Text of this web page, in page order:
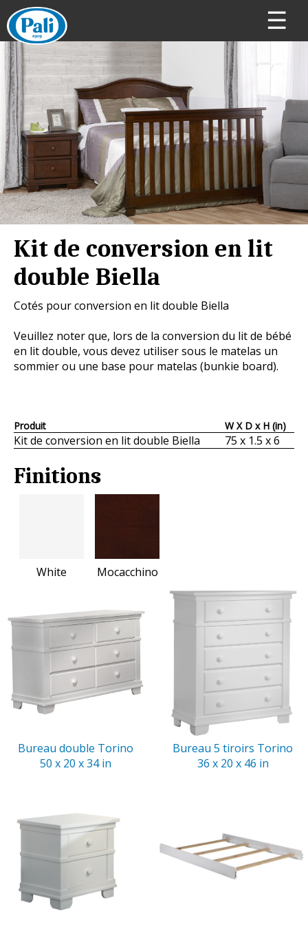
☰
Kit de conversion en lit
double Biella
Cotés pour conversion en lit double Biella
Veuillez noter que, lors de la conversion du lit de bébé
en lit double, vous devez utiliser sous le matelas un
sommier ou une base pour matelas (bunkie board).
Produit W X D x H (in)
Kit de conversion en lit double Biella 75 x 1.5 x 6
Finitions
White Mocacchino
Bureau double Torino
50 x 20 x 34 in
Bureau 5 tiroirs Torino
36 x 20 x 46 in